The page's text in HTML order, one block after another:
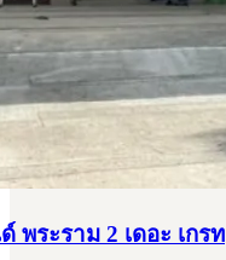
พระราม 2 เดอะ เกรท